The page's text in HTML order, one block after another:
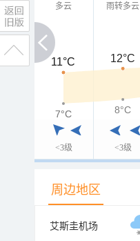
多云
<3级
雨转多云
<3级
11°C
11°C 12°C
7°C
7°C 8°C
周边地区
艾斯圭机场